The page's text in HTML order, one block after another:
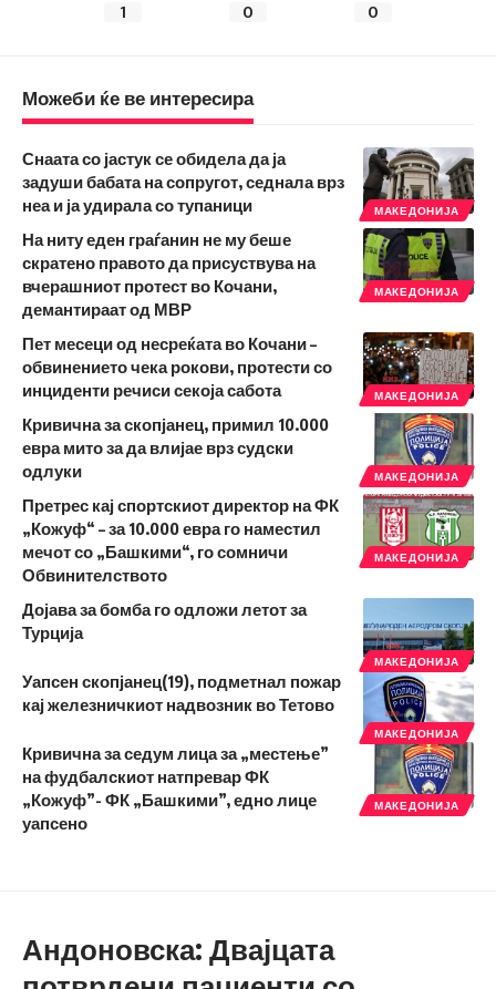
1 0 0
Можеби ќе ве интересира
МАКЕДОНИЈА
Снаата со јастук се обидела да ја
задуши бабата на сопругот, седнала врз
неа и ја удирала со тупаници
МАКЕДОНИЈА
На ниту еден граѓанин не му беше
скратено правото да присуствува на
вчерашниот протест во Кочани,
демантираат од МВР
МАКЕДОНИЈА
Пет месеци од несреќата во Кочани –
обвинението чека рокови, протести со
инциденти речиси секоја сабота
МАКЕДОНИЈА
Кривична за скопјанец, примил 10.000
евра мито за да влијае врз судски
одлуки
МАКЕДОНИЈА
Претрес кај спортскиот директор на ФК
„Кожуф“ – за 10.000 евра го наместил
мечот со „Башкими“, го сомничи
Обвинителството
МАКЕДОНИЈА
Дојава за бомба го одложи летот за
Турција
МАКЕДОНИЈА
Уапсен скопјанец(19), подметнал пожар
кај железничкиот надвозник во Тетово
МАКЕДОНИЈА
Кривична за седум лица за „местење”
на фудбалскиот натпревар ФК
„Кожуф”- ФК „Башкими”, едно лице
уапсено
Андоновска: Двајцата